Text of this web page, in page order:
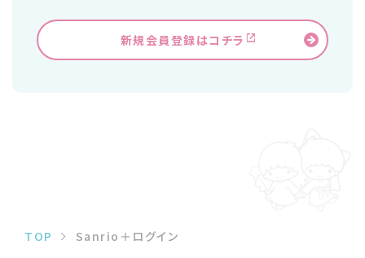
新規会員登録はコチラ
TOP Sanrio＋ログイン